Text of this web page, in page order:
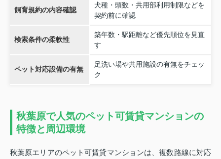
飼育規約の内容確認
犬種・頭数・共用部利用制限などを
契約前に確認
検索条件の柔軟性
築年数・駅距離など優先順位を見直
す
ペット対応設備の有無
足洗い場や共用施設の有無をチェッ
ク
秋葉原で人気のペット可賃貸マンションの
特徴と周辺環境
秋葉原エリアのペット可賃貸マンションは、複数路線に対応